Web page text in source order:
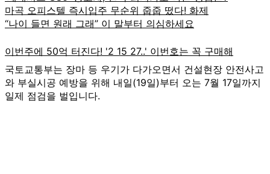
국토교통부는 장마 등 우기가 다가오면서 건설현장 안전사고
와 부실시공 예방을 위해 내일(19일)부터 오는 7월 17일까지
일제 점검을 벌입니다.